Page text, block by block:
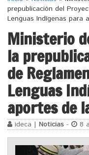
prepublicación del
Lenguas Indígenas para
Ministerio
la
de
Lenguas
aportes de
ideca | Noticias - 8